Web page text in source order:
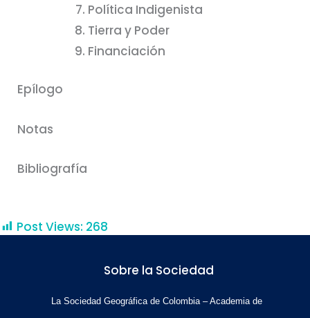
Política Indigenista
Tierra y Poder
Financiación
Epílogo
Notas
Bibliografía
Post Views: 268
Sobre la Sociedad
La Sociedad Geográfica de Colombia – Academia de